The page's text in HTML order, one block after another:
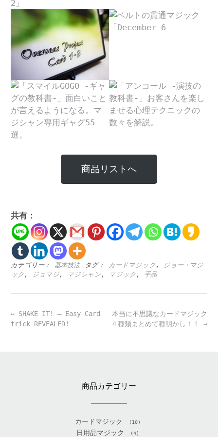
商品リストへ
共有：
カテゴリー： 基本技法 タグ： カードマジック ,
ジョー・マジ
ック , ジョマジ, マジシャン, マジック , 手品
Post
navigation
本当に不思議なカードマジック
４種類まとめて種明かし！！ →
← SHAKE IT! – Easy Card
trick REVEALED!
商品カテゴリー
カードマジック (10)
日用品マジック (4)